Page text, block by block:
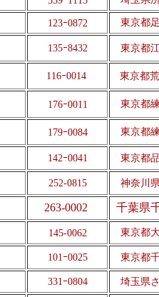
123ｰ0872 東京都
135ｰ8432 東京都
116ｰ0014 東京都
176ｰ0011 東京都
179ｰ0084 東京都
142ｰ0041 東京都
252-0815 神奈川
263-0002 千葉県
145-0062 東京都
101ｰ0025 東京都
331ｰ0804 埼玉県